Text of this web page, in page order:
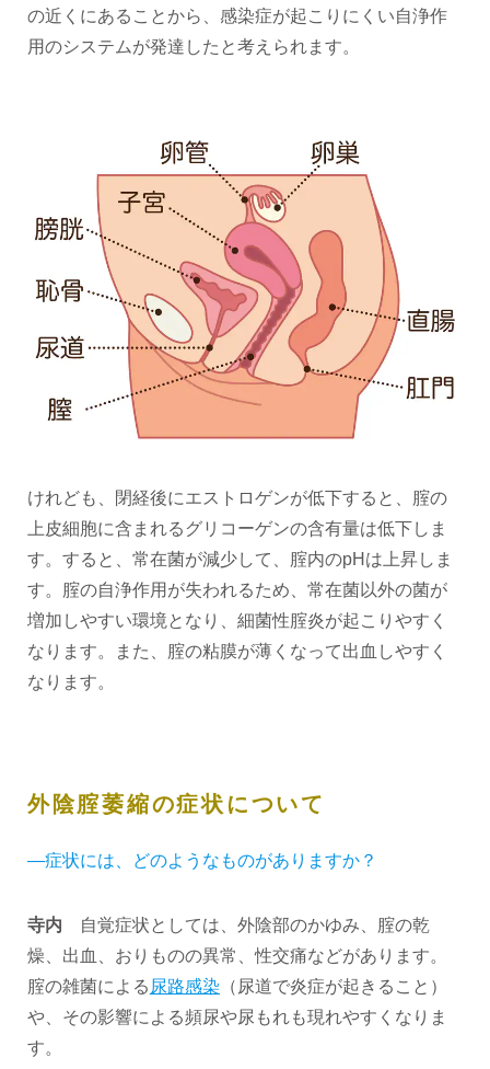
の近くにあることから、感染症が起こりにくい自浄作
用のシステムが発達したと考えられます。
けれども、閉経後にエストロゲンが低下すると、腟の
上皮細胞に含まれるグリコーゲンの含有量は低下しま
す。すると、常在菌が減少して、腟内のpHは上昇しま
す。腟の自浄作用が失われるため、常在菌以外の菌が
増加しやすい環境となり、細菌性腟炎が起こりやすく
なります。また、腟の粘膜が薄くなって出血しやすく
なります。
外陰腟萎縮の症状について
―症状には、どのようなものがありますか？
寺内 自覚症状としては、外陰部のかゆみ、腟の乾
燥、出血、おりものの異常、性交痛などがあります。
腟の雑菌による 尿路感染 （尿道で炎症が起きること）
や、その影響による頻尿や尿もれも現れやすくなりま
す。